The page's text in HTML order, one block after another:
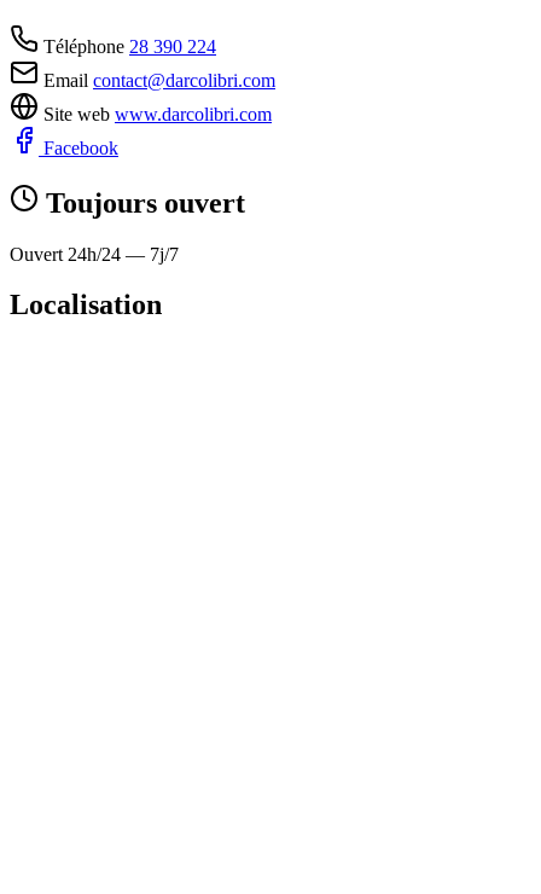
Téléphone 28 390 224
Email contact@darcolibri.com
Site web www.darcolibri.com
Facebook
Toujours ouvert
Ouvert 24h/24 — 7j/7
Localisation